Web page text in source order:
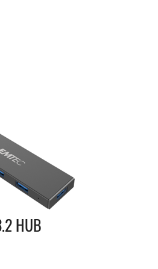
HUB